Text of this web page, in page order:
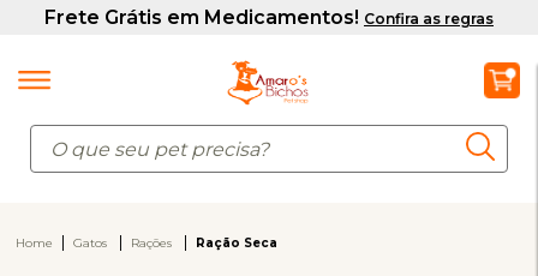
Home Gatos Rações Ração Seca